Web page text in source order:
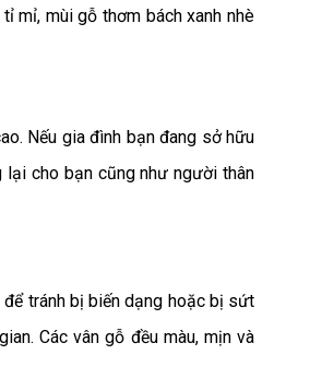
mỉ, mùi gỗ thơm bách xanh nhè
Nếu gia đình bạn đang sở hữu
lại cho bạn cũng như người thân
tránh bị biến dạng hoặc bị sứt
Các vân gỗ đều màu, mịn và